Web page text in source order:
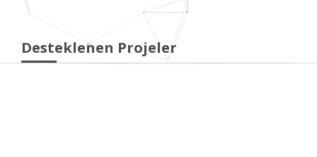
Desteklenen Projeler